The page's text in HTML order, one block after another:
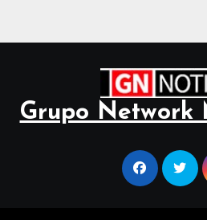
Grupo Network